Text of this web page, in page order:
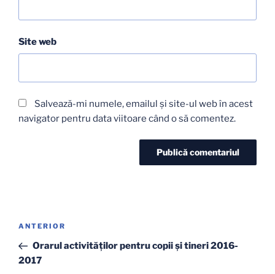
Site web
Salvează-mi numele, emailul și site-ul web în acest
navigator pentru data viitoare când o să comentez.
Navigare
articole
Articolul
anterior
ANTERIOR
Orarul activităților pentru copii și tineri 2016-
2017